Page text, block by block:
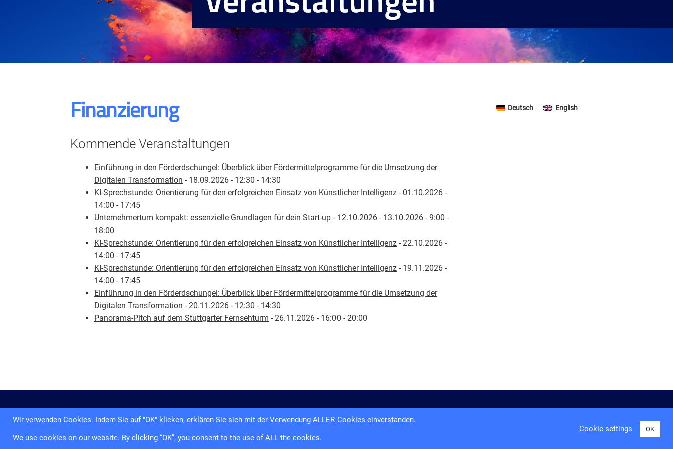
Finanzierung
Kommende Veranstaltungen
Einführung in den Förderdschungel: Überblick über Fördermittelprogramme für die Umsetzung der
Digitalen Transformation - 18.09.2026 - 12:30 - 14:30
KI-Sprechstunde: Orientierung für den erfolgreichen Einsatz von Künstlicher Intelligenz - 01.10.2026 -
14:00 - 17:45
Unternehmertum kompakt: essenzielle Grundlagen für dein Start-up - 12.10.2026 - 13.10.2026 - 9:00 -
18:00
KI-Sprechstunde: Orientierung für den erfolgreichen Einsatz von Künstlicher Intelligenz - 22.10.2026 -
14:00 - 17:45
KI-Sprechstunde: Orientierung für den erfolgreichen Einsatz von Künstlicher Intelligenz - 19.11.2026 -
14:00 - 17:45
Einführung in den Förderdschungel: Überblick über Fördermittelprogramme für die Umsetzung der
Digitalen Transformation - 20.11.2026 - 12:30 - 14:30
Panorama-Pitch auf dem Stuttgarter Fernsehturm - 26.11.2026 - 16:00 - 20:00
Deutsch English
Impressum Datenschutzerklärung Teilnahmebedingungen
Wir verwenden Cookies. Indem Sie auf "OK" klicken, erklären Sie sich mit der Verwendung ALLER Cookies einverstanden.
We use cookies on our website. By clicking “OK”, you consent to the use of ALL the cookies.
Cookie settings OK